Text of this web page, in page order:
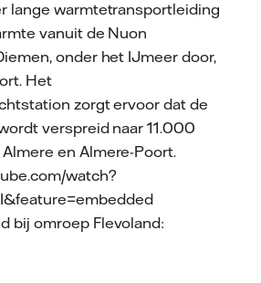
lange warmtetransportleiding
vanuit de Nuon
onder het IJmeer door,
Het
zorgt ervoor dat de
verspreid naar 11.000
en Almere-Poort.
watch?
bij omroep Flevoland: